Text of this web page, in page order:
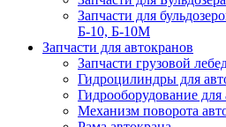
Запчасти для
Б-10, Б-10М
Запчасти для автокранов
Запчасти грузовой
Гидроцилиндры для
Гидрооборудование для
Механизм поворота